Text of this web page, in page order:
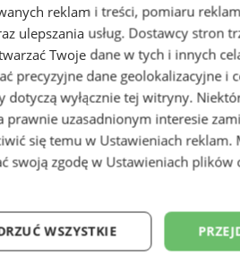
interwencji zaatakował
szybę radiowozu!
reklam i treści, pomiaru
ulepszania usług. Dostawcy stron
Twoje dane w tych i innych
precyzyjne dane geolokalizacyjne i
dotyczą wyłącznie tej witryny.
prawnie uzasadnionym interesie
się temu w Ustawieniach reklam.
swoją zgodę w Ustawieniach plików
WSZYSTKIE